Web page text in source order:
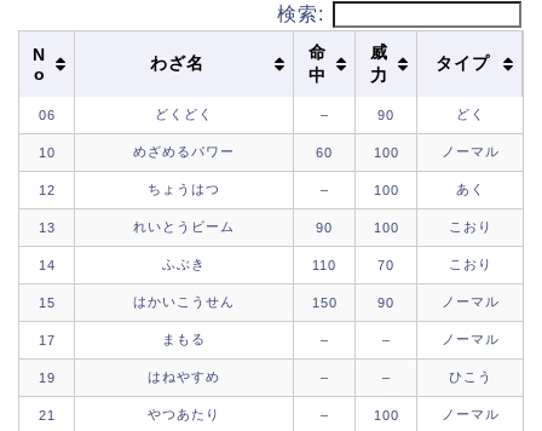
検索:
N
o
わざ名
命
中
威
力
タイプ
06 どくどく – 90 どく
10 めざめるパワー 60 100 ノーマル
12 ちょうはつ – 100 あく
13 れいとうビーム 90 100 こおり
14 ふぶき 110 70 こおり
15 はかいこうせん 150 90 ノーマル
17 まもる – – ノーマル
19 はねやすめ – – ひこう
21 やつあたり – 100 ノーマル